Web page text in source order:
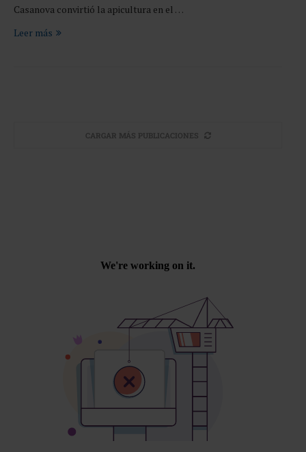
Casanova convirtió la apicultura en el …
Leer más
CARGAR MÁS PUBLICACIONES